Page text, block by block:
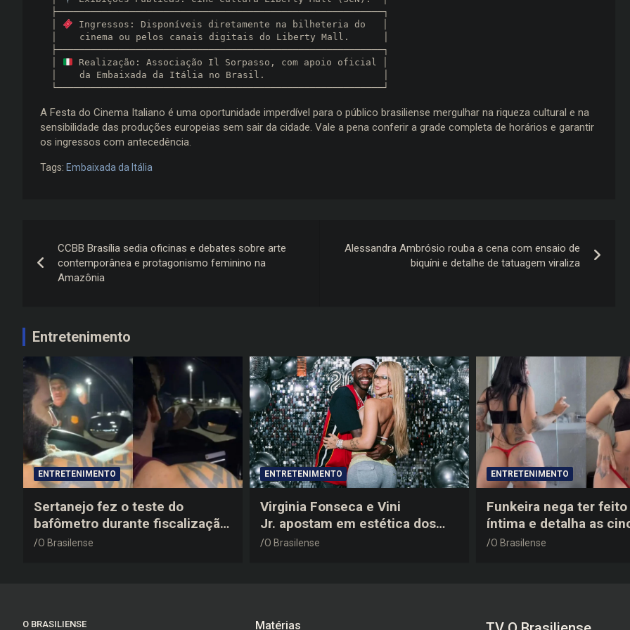
Ingressos: Disponíveis diretamente na bilheteria do   │
Realização: Associação Il Sorpasso, com apoio oficial │
A Festa do Cinema Italiano é uma oportunidade imperdível para o público brasiliense mergulhar na riqueza cultural e na
sensibilidade das produções europeias sem sair da cidade. Vale a pena conferir a grade completa de horários e garantir
os ingressos com antecedência.
Tags: Embaixada da Itália
de
CCBB Brasília sedia oficinas e debates sobre arte
contemporânea e protagonismo feminino na
Amazônia
Alessandra Ambrósio rouba a cena com ensaio de
biquíni e detalhe de tatuagem viraliza
Entretenimento
ENTRETENIMENTO
Sertanejo fez o teste do
bafômetro durante fiscalização
na estrada, deu resultado
O Brasilense
ENTRETENIMENTO
Virginia Fonseca e Vini
Jr. apostam em estética dos
anos 2000 em festa de
O Brasilense
ENTRETENIMENTO
Funkeira nega ter
íntima e detalha as
plásticas que realizou
O Brasilense
O BRASILIENSE Matérias